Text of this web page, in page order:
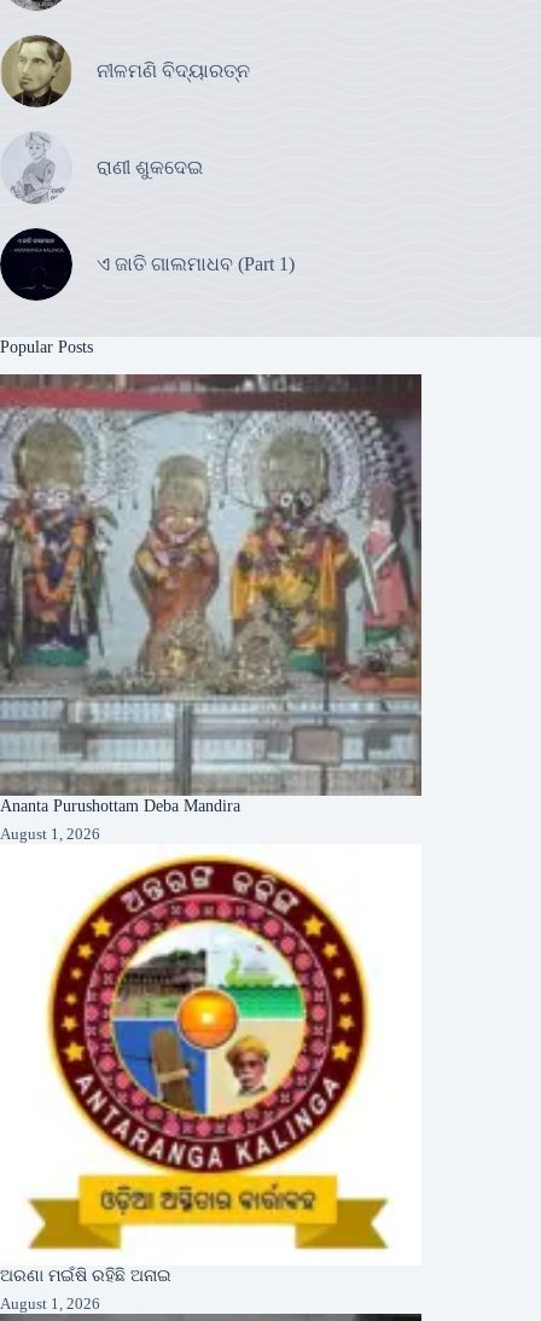
ନୀଳମଣି ବିଦ୍ୟାରତ୍ନ
ରାଣୀ ଶୁକଦେଇ
ଏ ଜାତି ଗାଲମାଧବ (Part 1)
Popular Posts
Ananta Purushottam Deba Mandira
August 1, 2026
ଅରଣା ମଇଁଷି ରହିଛି ଅନାଇ
August 1, 2026